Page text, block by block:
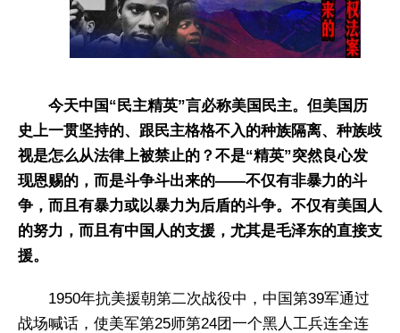
今天中国“民主精英”言必称美国民主。但美国历
史上一贯坚持的、跟民主格格不入的种族隔离、种族歧
视是怎么从法律上被禁止的？不是“精英”突然良心发
现恩赐的，而是斗争斗出来的——不仅有非暴力的斗
争，而且有暴力或以暴力为后盾的斗争。不仅有美国人
的努力，而且有中国人的支援，尤其是毛泽东的直接支
援。
1950年抗美援朝第二次战役中，中国第39军通过
战场喊话，使美军第25师第24团一个黑人工兵连全连